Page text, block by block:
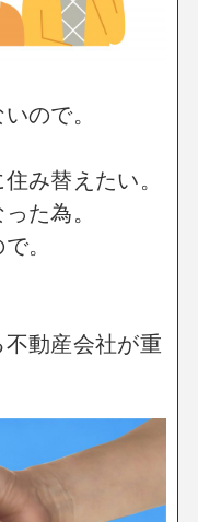
ので。
み替えたい。
た為。
。
動産会社が重